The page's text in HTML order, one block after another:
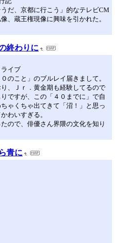
だ、京都に行こう」的なテレビCM
、蔵王権現像に興味を引かれた。
終わりに
イブ
のこと」のブルレイ届きまして。
、Ｊｒ．黄金期も経験してるので
ですが、この「４０までに」で自
ゃくちゃ出てきて「沼！」と思っ
わいすぎる。
ので、俳優さん界隈の文化を知り
青に